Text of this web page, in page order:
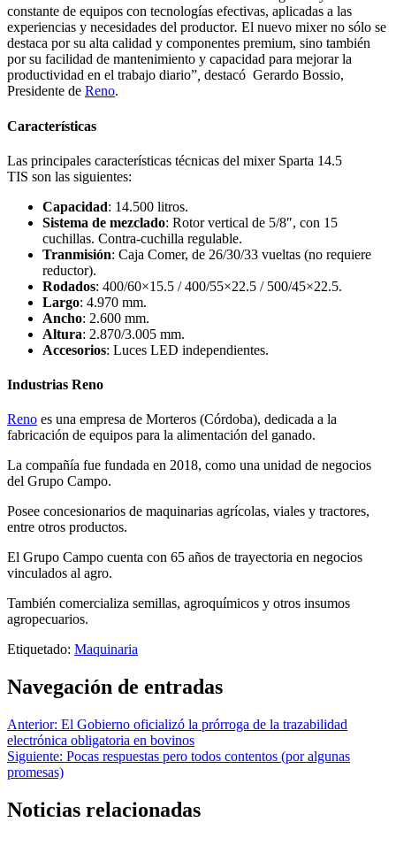
constante de equipos con tecnologías efectivas, aplicadas a las
experiencias y necesidades del productor. El nuevo mixer no sólo se
destaca por su alta calidad y componentes premium, sino también
por su facilidad de mantenimiento y capacidad para mejorar la
productividad en el trabajo diario” destacó Gerardo Bossio,
Presidente de Reno.
Características
Las principales características técnicas del mixer Sparta 14.5
TIS son las siguientes:
Capacidad: 14.500 litros.
Sistema de mezclado: Rotor vertical de 5/8″, con 15
cuchillas. Contra-cuchilla regulable.
Tranmisión: Caja Comer, de 26/30/33 vueltas (no requiere
reductor).
Rodados: 400/60×15.5 / 400/55×22.5 / 500/45×22.5.
Largo: 4.970 mm.
Ancho: 2.600 mm.
Altura: 2.870/3.005 mm.
Accesorios: Luces LED independientes.
Industrias Reno
Reno es una empresa de Morteros (Córdoba), dedicada a la
fabricación de equipos para la alimentación del ganado.
La compañía fue fundada en 2018, como una unidad de negocios
del Grupo Campo.
Posee concesionarios de maquinarias agrícolas, viales y tractores,
entre otros productos.
El Grupo Campo cuenta con 65 años de trayectoria en negocios
vinculados al agro.
También comercializa semillas, agroquímicos y otros insumos
agropecuarios.
Etiquetado: Maquinaria
Navegación de entradas
Anterior: El Gobierno oficializó la prórroga de la trazabilidad
electrónica obligatoria en bovinos
Siguiente: Pocas respuestas pero todos contentos (por algunas
promesas)
Noticias relacionadas